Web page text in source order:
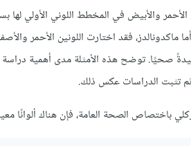
والأبيض في المخطط اللوني الأولي لها
ماكدونالدز، فقد اختارت اللونين الأحمر
صحيًا. توضح هذه الأمثلة مدى أهمية
تثبت الدراسات عكس ذلك.
باختصاص الصحة العامة، فإن هناك